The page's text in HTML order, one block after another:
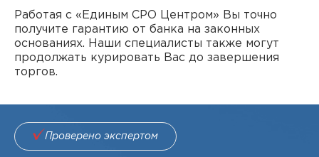
Работая с «Единым СРО Центром» Вы точно
получите гарантию от банка на законных
основаниях. Наши специалисты также могут
продолжать курировать Вас до завершения
торгов.
Проверено экспертом